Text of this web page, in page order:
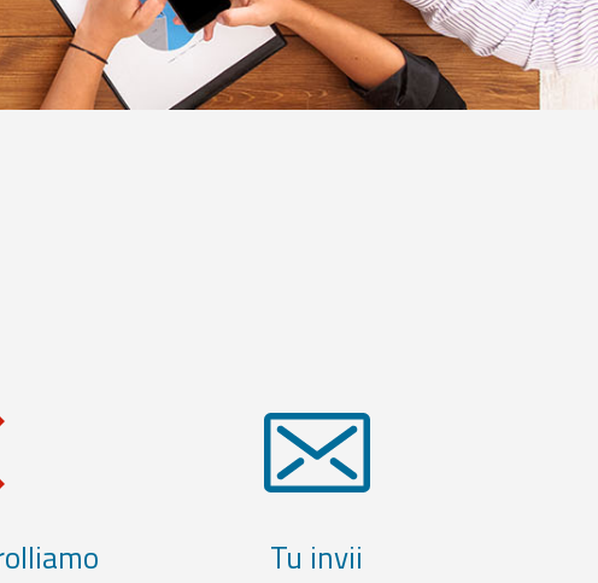
Tu invii